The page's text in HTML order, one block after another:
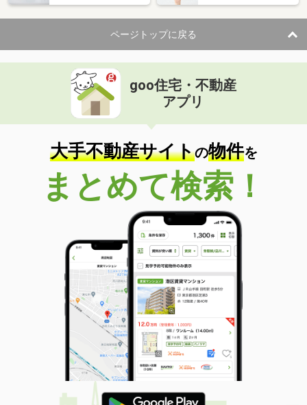
住 所
茨城県古河市大堤
専有面積 45.06m²
間取り
1LDK
茨城県土浦市真鍋５
価 格
住 所
茨城県土浦市真鍋５
専有面積 48.84m²
間取り
3DK
茨城県つくば市松代５
価 格
11.80万円
茨城県つくば市松代５
56.64m²
間取り
2LDK
茨城県古河市茶屋新田
価 格
5.60万円
住 所
茨城県古河市茶屋新田
専有面積 47.99m²
間取り
1LDK
茨城県鹿嶋市大字宮中
ページトップに戻る
goo住宅・不動産
アプリ
大手不動産サイトの物件を
まとめて検索！